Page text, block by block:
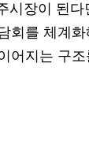
시장이 된
회를 체계화
어지는 구